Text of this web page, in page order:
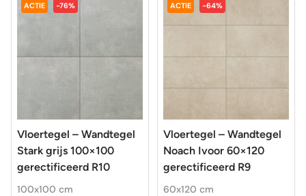
ACTIE -76%
Vloertegel – Wandtegel
Stark grijs 100×100
gerectificeerd R10
100x100 cm
ACTIE -64%
Vloertegel – Wandtegel
Noach Ivoor 60×120
gerectificeerd R9
60x120 cm